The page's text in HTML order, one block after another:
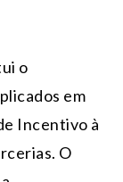
o
em
Incentivo à
O